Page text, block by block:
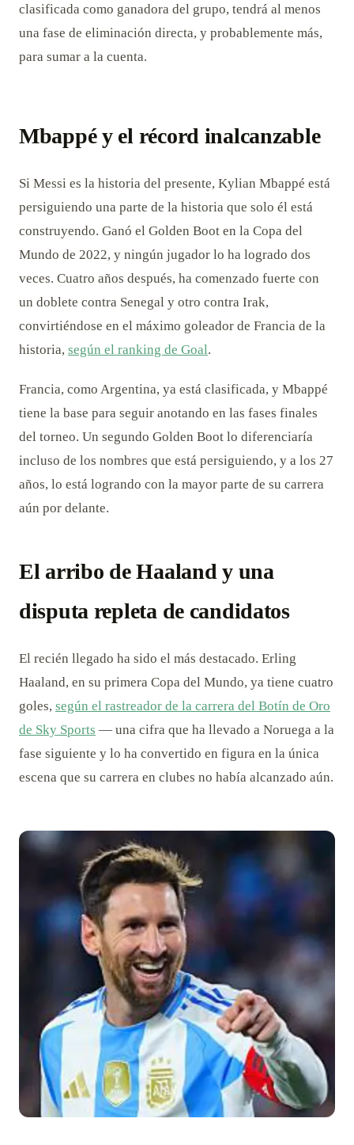
clasificada como ganadora del grupo, tendrá al menos
una fase de eliminación directa, y probablemente más,
para sumar a la cuenta.
Mbappé y el récord inalcanzable
Si Messi es la historia del presente, Kylian Mbappé está
persiguiendo una parte de la historia que solo él está
construyendo. Ganó el Golden Boot en la Copa del
Mundo de 2022, y ningún jugador lo ha logrado dos
veces. Cuatro años después, ha comenzado fuerte con
un doblete contra Senegal y otro contra Irak,
convirtiéndose en el máximo goleador de Francia de la
historia, según el ranking de Goal.
Francia, como Argentina, ya está clasificada, y Mbappé
tiene la base para seguir anotando en las fases finales
del torneo. Un segundo Golden Boot lo diferenciaría
incluso de los nombres que está persiguiendo, y a los 27
años, lo está logrando con la mayor parte de su carrera
aún por delante.
El arribo de Haaland y una
disputa repleta de candidatos
El recién llegado ha sido el más destacado. Erling
Haaland, en su primera Copa del Mundo, ya tiene cuatro
goles, según el rastreador de la carrera del Botín de Oro
de Sky Sports — una cifra que ha llevado a Noruega a la
fase siguiente y lo ha convertido en figura en la única
escena que su carrera en clubes no había alcanzado aún.